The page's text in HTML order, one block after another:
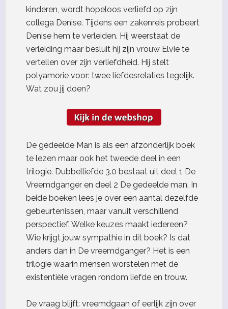
kinderen, wordt hopeloos verliefd op zijn
collega Denise. Tijdens een zakenreis probeert
Denise hem te verleiden. Hij weerstaat de
verleiding maar besluit hij zijn vrouw Elvie te
vertellen over zijn verliefdheid. Hij stelt
polyamorie voor: twee liefdesrelaties tegelijk.
Wat zou jij doen?
De gedeelde Man is als een afzonderlijk boek
te lezen maar ook het tweede deel in een
trilogie. Dubbelliefde 3.0 bestaat uit deel 1 De
Vreemdganger en deel 2 De gedeelde man. In
beide boeken lees je over een aantal dezelfde
gebeurtenissen, maar vanuit verschillend
perspectief. Welke keuzes maakt iedereen?
Wie krijgt jouw sympathie in dit boek? Is dat
anders dan in De vreemdganger? Het is een
trilogie waarin mensen worstelen met de
existentiële vragen rondom liefde en trouw.
De vraag blijft: vreemdgaan of eerlijk zijn over